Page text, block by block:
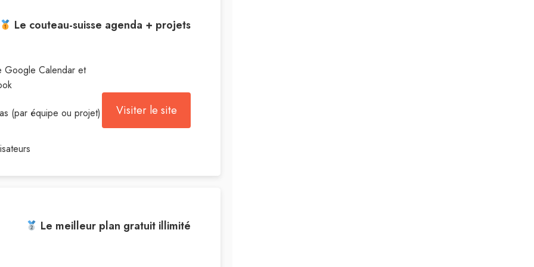
Le couteau-suisse agenda + projets
Google Calendar et
(par équipe ou projet) Visiter le site
Le meilleur plan gratuit illimité